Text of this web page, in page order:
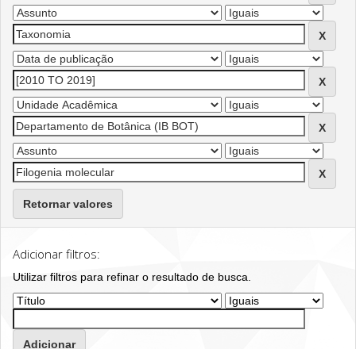
Retornar valores
Adicionar filtros:
Utilizar filtros para refinar o resultado de busca.